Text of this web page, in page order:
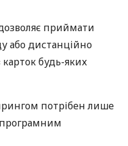
приймати
або дистанційно
карток будь-яких
потрібен лише